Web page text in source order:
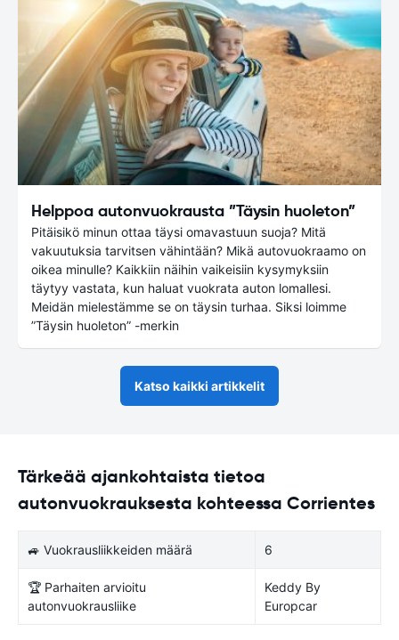
Helppoa autonvuokrausta ”Täysin huoleton”
Pitäisikö minun ottaa täysi omavastuun suoja? Mitä
vakuutuksia tarvitsen vähintään? Mikä autovuokraamo on
oikea minulle? Kaikkiin näihin vaikeisiin kysymyksiin
täytyy vastata, kun haluat vuokrata auton lomallesi.
Meidän mielestämme se on täysin turhaa. Siksi loimme
”Täysin huoleton” -merkin
Katso kaikki artikkelit
Tärkeää ajankohtaista tietoa
autonvuokrauksesta kohteessa Corrientes
🚙 Vuokrausliikkeiden määrä 6
🏆 Parhaiten arvioitu
autonvuokrausliike
Keddy By
Europcar